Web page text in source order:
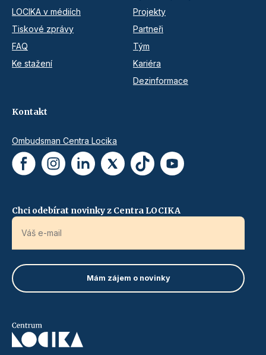
LOCIKA v médiích
Tiskové zprávy
FAQ
Ke stažení
Projekty
Partneři
Tým
Kariéra
Dezinformace
Kontakt
Ombudsman Centra Locika
Chci odebírat novinky z Centra LOCIKA